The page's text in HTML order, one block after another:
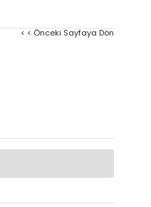
< < Önceki Sayfaya Dön